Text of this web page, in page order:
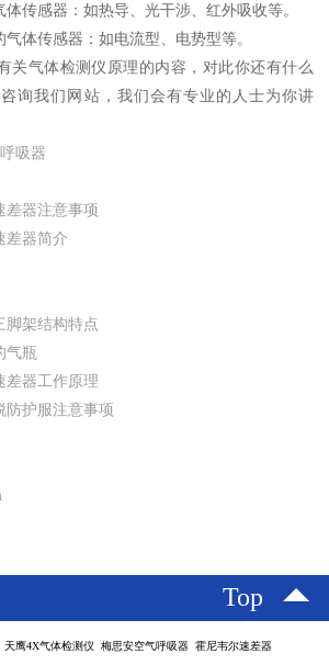
传感器：如热导、光干涉、红外吸收等。
体传感器：如电流型、电势型等。
关气体检测仪原理的内容，对此你还有什么
询我们网站，我们会有专业的人士为你讲
吸器
差器注意事项
差器简介
脚架结构特点
气瓶
差器工作原理
防护服注意事项
Top
鹰4X气体检测仪 梅思安空气呼吸器 霍尼韦尔速差器